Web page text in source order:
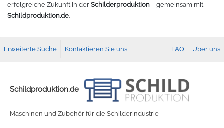
erfolgreiche Zukunft in der Schilderproduktion – gemeinsam mit
Schildproduktion.de.
Erweiterte Suche Kontaktieren Sie uns FAQ Über uns
Schildproduktion.de
Maschinen und Zubehör für die Schilderindustrie